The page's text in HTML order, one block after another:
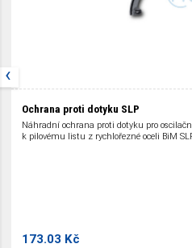
Ochrana proti dotyku SLP
Náhradní ochrana proti dotyku pro
k pilovému listu z rychlořezné oceli BiM
173.03 Kč
‹